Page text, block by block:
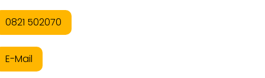
0821 502070
E-Mail